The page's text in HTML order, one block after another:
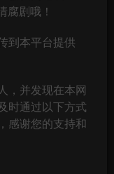
腐剧哦！
到本平台提供
，并发现在本网
时通过以下方式
感谢您的支持和